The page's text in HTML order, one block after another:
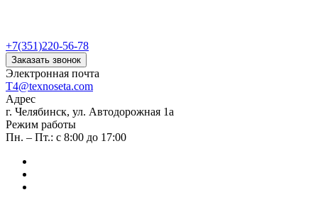
+7(351)220-56-78
Заказать звонок
Электронная почта
T4@texnoseta.com
Адрес
г. Челябинск, ул. Автодорожная 1а
Режим работы
Пн. – Пт.: с 8:00 до 17:00